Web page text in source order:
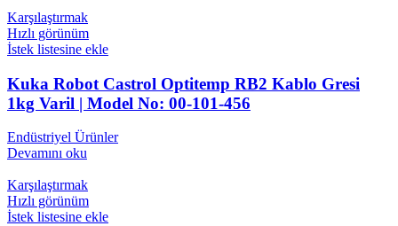
Karşılaştırmak
Hızlı görünüm
İstek listesine ekle
Kuka Robot Castrol Optitemp RB2 Kablo Gresi
1kg Varil | Model No: 00-101-456
Endüstriyel Ürünler
Devamını oku
Karşılaştırmak
Hızlı görünüm
İstek listesine ekle